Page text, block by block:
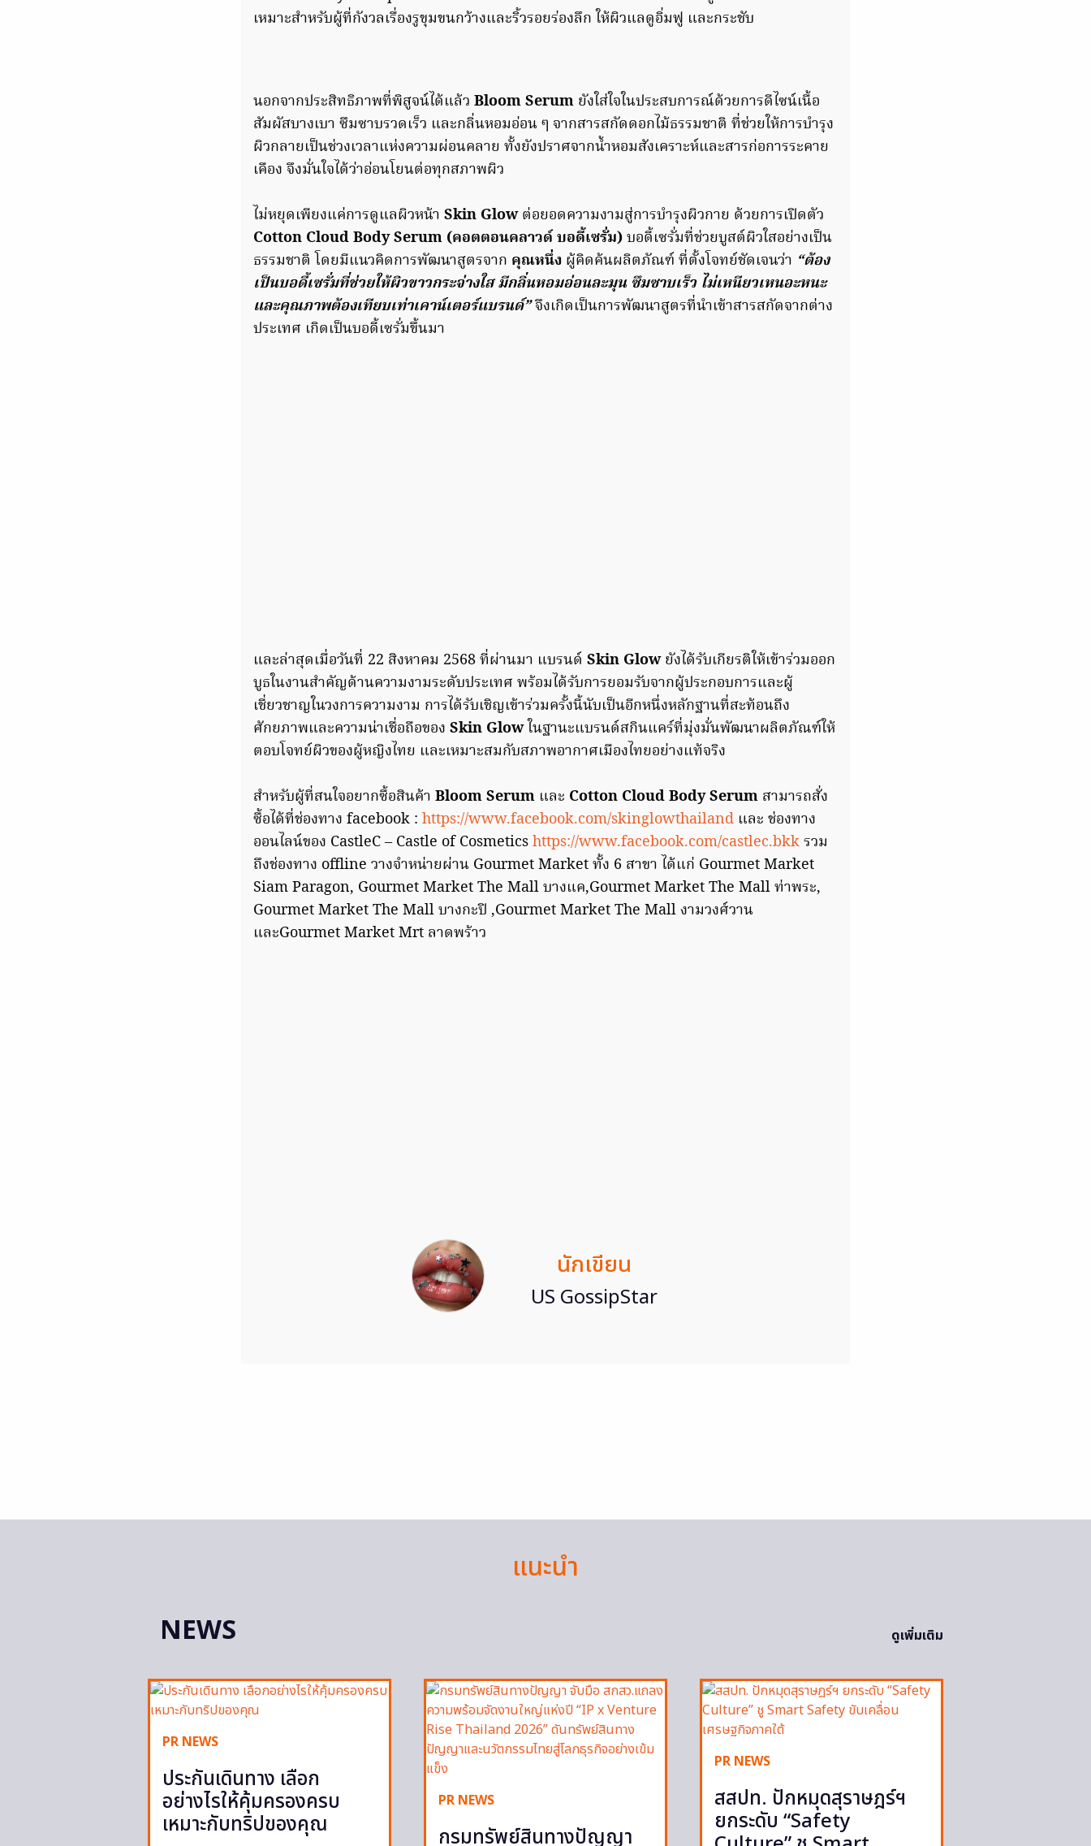
เหมาะสำหรับผู้ที่กังวลเรื่องรูขุมขนกว้างและริ้วรอยร่องลึก ให้ผิวแลดูอิ่มฟู และกระชับ
นอกจากประสิทธิภาพที่พิสูจน์ได้แล้ว Bloom Serum ยังใส่ใจในประสบการณ์ด้วยการดีไซน์เนื้อ
สัมผัสบางเบา ซึมซาบรวดเร็ว และกลิ่นหอมอ่อน ๆ จากสารสกัดดอกไม้ธรรมชาติ ที่ช่วยให้การบำรุง
ผิวกลายเป็นช่วงเวลาแห่งความผ่อนคลาย ทั้งยังปราศจากน้ำหอมสังเคราะห์และสารก่อการระคาย
เคือง จึงมั่นใจได้ว่าอ่อนโยนต่อทุกสภาพผิว
ไม่หยุดเพียงแค่การดูแลผิวหน้า Skin Glowต่อยอดความงามสู่การบำรุงผิวกาย ด้วยการเปิดตัว
Cotton Cloud Body Serum (คอตตอนคลาวด์ บอดี้เซรั่ม)บอดี้เซรั่มที่ช่วยบูสต์ผิวใสอย่างเป็น
ธรรมชาติ โดยมีแนวคิดการพัฒนาสูตรจาก คุณหนึ่ง ผู้คิดค้นผลิตภัณฑ์ ที่ตั้งโจทย์ชัดเจนว่า “ต้อง
เป็นบอดี้เซรั่มที่ช่วยให้ผิวขาวกระจ่างใส มีกลิ่นหอมอ่อนละมุน ซึมซาบเร็ว ไม่เหนียวเหนอะหนะ
และคุณภาพต้องเทียบเท่าเคาน์เตอร์แบรนด์”จึงเกิดเป็นการพัฒนาสูตรที่นำเข้าสารสกัดจากต่าง
ประเทศ เกิดเป็นบอดี้เซรั่มขึ้นมา
และล่าสุดเมื่อวันที่ 22 สิงหาคม 2568 ที่ผ่านมา แบรนด์ Skin Glowยังได้รับเกียรติให้เข้าร่วมออก
บูธในงานสำคัญด้านความงามระดับประเทศ พร้อมได้รับการยอมรับจากผู้ประกอบการและผู้
เชี่ยวชาญในวงการความงาม การได้รับเชิญเข้าร่วมครั้งนี้นับเป็นอีกหนึ่งหลักฐานที่สะท้อนถึง
ศักยภาพและความน่าเชื่อถือของ Skin Glowในฐานะแบรนด์สกินแคร์ที่มุ่งมั่นพัฒนาผลิตภัณฑ์ให้
ตอบโจทย์ผิวของผู้หญิงไทย และเหมาะสมกับสภาพอากาศเมืองไทยอย่างแท้จริง
สำหรับผู้ที่สนใจอยากซื้อสินค้า Bloom Serum และ Cotton Cloud Body Serum สามารถสั่ง
ซื้อได้ที่ช่องทาง facebook : https://www.facebook.com/skinglowthailand และ ช่องทาง
ออนไลน์ของ CastleC – Castle of Cosmeticshttps://www.facebook.com/castlec.bkkรวม
ถึงช่องทาง offline วางจำหน่ายผ่าน Gourmet Market ทั้ง 6 สาขา ได้แก่ Gourmet Market
Siam Paragon, Gourmet Market The Mall บางแค,Gourmet Market The Mall ท่าพระ,
Gourmet Market The Mall บางกะปิ ,Gourmet Market The Mall งามวงศ์วาน
และGourmet Market Mrt ลาดพร้าว
นักเขียน
US GossipStar
แนะนำ
NEWS
ดูเพิ่มเติม
PR NEWS
ประกันเดินทาง เลือก
อย่างไรให้คุ้มครองครบ
เหมาะกับทริปของคุณ
PR NEWS
กรมทรัพย์สินทางปัญญา
PR NEWS
สสปท. ปักหมุดสุราษฎร์ฯ
ยกระดับ “Safety